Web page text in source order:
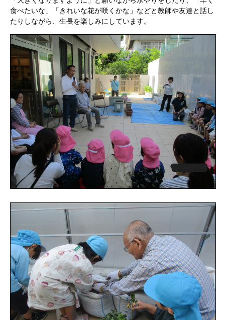
食べたいな」「きれいな花が咲くかな」などと教師や友達と話し
たりしながら、生長を楽しみにしています。